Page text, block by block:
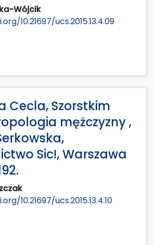
Wójcik
10.21697/ucs.2015.13.4.09
Cecla, Szorstkim
mężczyzny ,
Sic!, Warszawa
10.21697/ucs.2015.13.4.10